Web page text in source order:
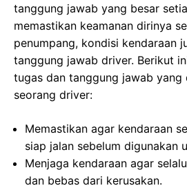
tanggung jawab yang besar
memastikan keamanan dirinya
penumpang, kondisi kendaraan
tanggung jawab driver. Berikut
tugas dan tanggung jawab yang
seorang driver:
Memastikan agar kendaraan
siap jalan sebelum digunakan
Menjaga kendaraan agar
dan bebas dari kerusakan.